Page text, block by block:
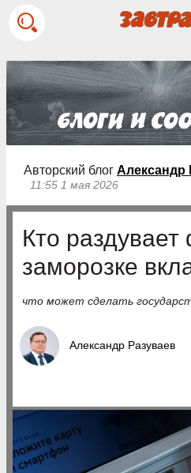
Авторский блог Александр
11:55 1 мая 2026
Кто раздувает
заморозке
что может сделать
Александр Разуваев